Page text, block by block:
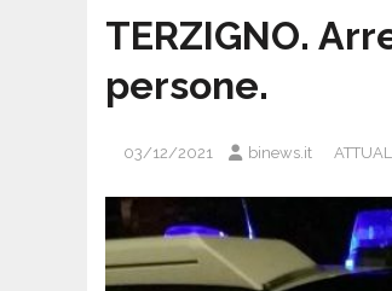
TERZIGNO.
persone.
03/12/2021 binews.it